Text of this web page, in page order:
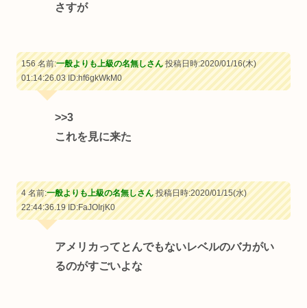
さすが
156 名前:一般よりも上級の名無しさん投稿日時:2020/01/16(木)
01:14:26.03ID:hf6gkWkM0
>>3
これを見に来た
4 名前:一般よりも上級の名無しさん投稿日時:2020/01/15(水)
22:44:36.19ID:FaJOIrjK0
アメリカってとんでもないレベルのバカがい
るのがすごいよな